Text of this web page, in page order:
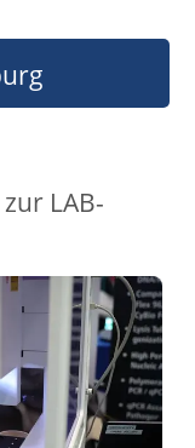
LAB-